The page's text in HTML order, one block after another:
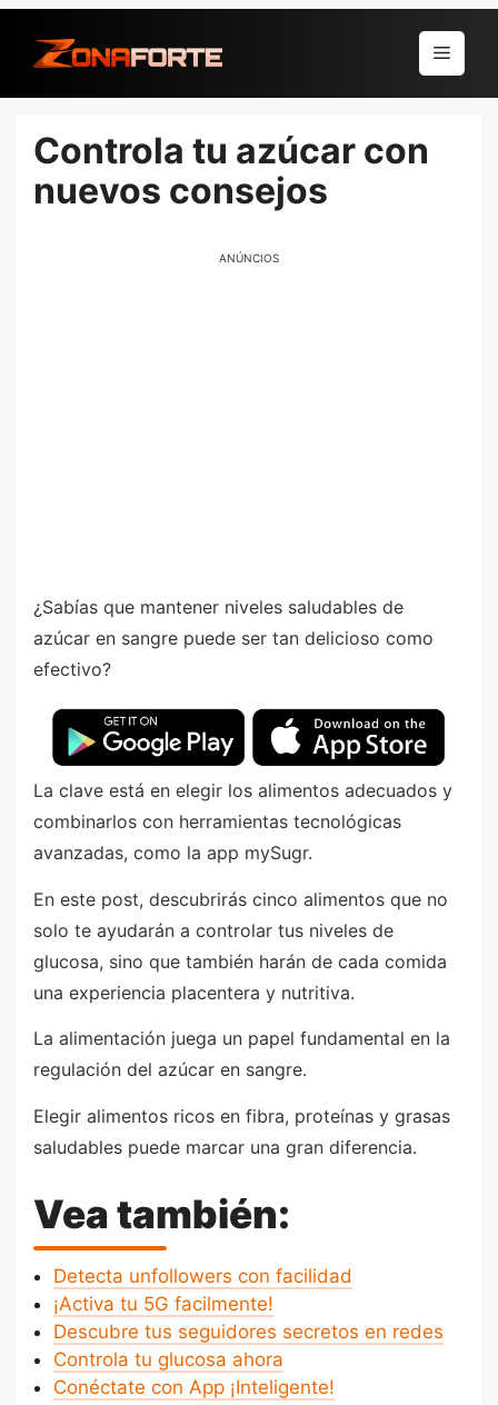
para
conteúdo
Menu
Controla tu azúcar con
nuevos consejos
ANÚNCIOS
¿Sabías que mantener niveles saludables de
azúcar en sangre puede ser tan delicioso como
efectivo?
La clave está en elegir los alimentos adecuados y
combinarlos con herramientas tecnológicas
avanzadas, como la app mySugr.
En este post, descubrirás cinco alimentos que no
solo te ayudarán a controlar tus niveles de
glucosa, sino que también harán de cada comida
una experiencia placentera y nutritiva.
La alimentación juega un papel fundamental en la
regulación del azúcar en sangre.
Elegir alimentos ricos en fibra, proteínas y grasas
saludables puede marcar una gran diferencia.
Vea también:
Detecta unfollowers con facilidad
¡Activa tu 5G facilmente!
Descubre tus seguidores secretos en redes
Controla tu glucosa ahora
Conéctate con App ¡Inteligente!